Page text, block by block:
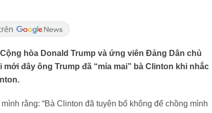
hòa Donald Trump và ứng viên Đảng Dân chủ
đây ông Trump đã “mỉa mai” bà Clinton khi nhắc
rằng: “Bà Clinton đã tuyên bố không để chồng mình